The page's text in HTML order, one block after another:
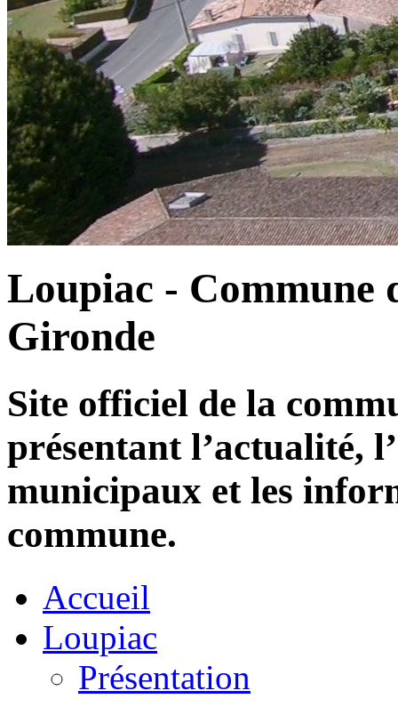
Loupiac - Commune
Gironde
Site officiel de la
présentant l’actualité,
municipaux et les
commune.
Accueil
Loupiac
Présentation